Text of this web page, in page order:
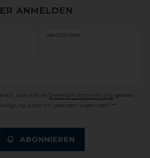
ANMELDEN
NACHNAME
ich, dass ich die Daten­schutz­erklärung gelesen
kann ich jederzeit widerrufen.**
ABONNIEREN